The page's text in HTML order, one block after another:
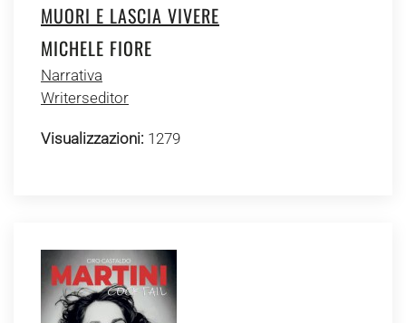
MUORI E LASCIA VIVERE
MICHELE FIORE
Narrativa
Writerseditor
Visualizzazioni: 1279